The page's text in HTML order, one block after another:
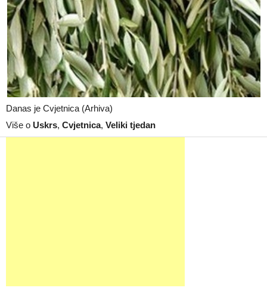
Danas je Cvjetnica (Arhiva)
Više o Uskrs, Cvjetnica, Veliki tjedan